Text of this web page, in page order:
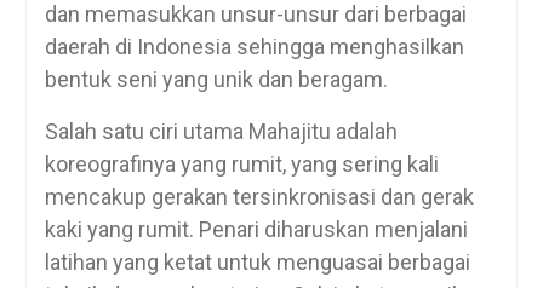
dan memasukkan unsur-unsur dari berbagai
daerah di Indonesia sehingga menghasilkan
bentuk seni yang unik dan beragam.
Salah satu ciri utama Mahajitu adalah
koreografinya yang rumit, yang sering kali
mencakup gerakan tersinkronisasi dan gerak
kaki yang rumit. Penari diharuskan menjalani
latihan yang ketat untuk menguasai berbagai